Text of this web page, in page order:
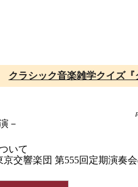
－
いて
クラシック音楽雑学クイズ
交響楽団 第555回定期演